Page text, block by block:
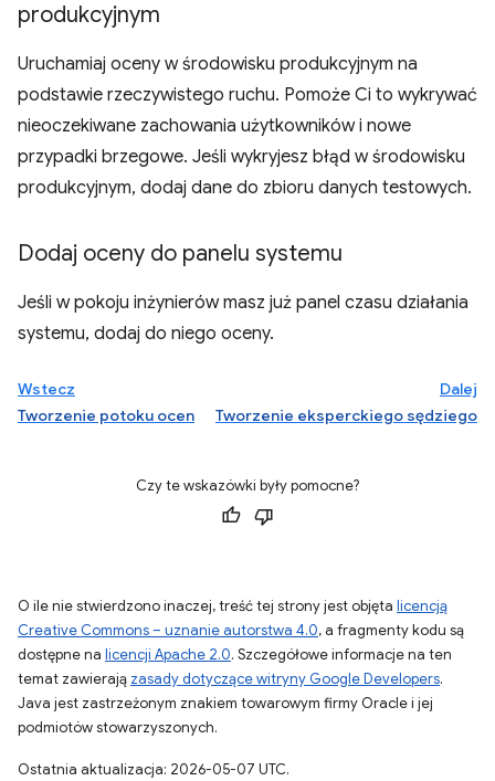
produkcyjnym
Uruchamiaj oceny w środowisku produkcyjnym na
podstawie rzeczywistego ruchu. Pomoże Ci to wykrywać
nieoczekiwane zachowania użytkowników i nowe
przypadki brzegowe. Jeśli wykryjesz błąd w środowisku
produkcyjnym, dodaj dane do zbioru danych testowych.
Dodaj oceny do panelu systemu
Jeśli w pokoju inżynierów masz już panel czasu działania
systemu, dodaj do niego oceny.
Wstecz
Tworzenie potoku ocen
Dalej
Tworzenie eksperckiego sędziego
Czy te wskazówki były pomocne?
O ile nie stwierdzono inaczej, treść tej strony jest objęta licencją
Creative Commons – uznanie autorstwa 4.0, a fragmenty kodu są
dostępne na licencji Apache 2.0. Szczegółowe informacje na ten
temat zawierają zasady dotyczące witryny Google Developers.
Java jest zastrzeżonym znakiem towarowym firmy Oracle i jej
podmiotów stowarzyszonych.
Ostatnia aktualizacja: 2026-05-07 UTC.